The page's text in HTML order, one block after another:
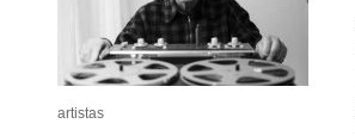
artistas
artistas